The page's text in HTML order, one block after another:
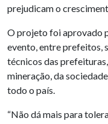
prejudicam o
O projeto foi aprovado
evento, entre prefeitos,
técnicos das
mineração, da
todo o país.
“Não dá mais para